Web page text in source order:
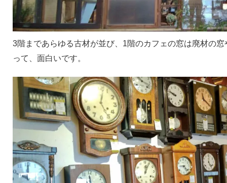
3階まであらゆる古材が並び、1階のカフェの窓は廃材の
って、面白いです。